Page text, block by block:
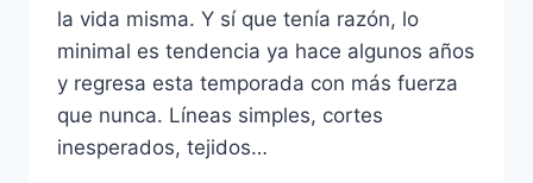
la vida misma. Y sí que tenía razón, lo
minimal es tendencia ya hace algunos años
y regresa esta temporada con más fuerza
que nunca. Líneas simples, cortes
inesperados, tejidos…